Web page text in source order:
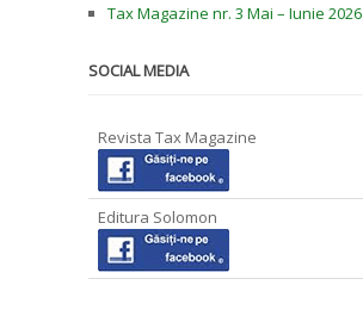
Tax Magazine nr. 3 Mai – Iunie 2026
SOCIAL MEDIA
Revista Tax Magazine
Editura Solomon